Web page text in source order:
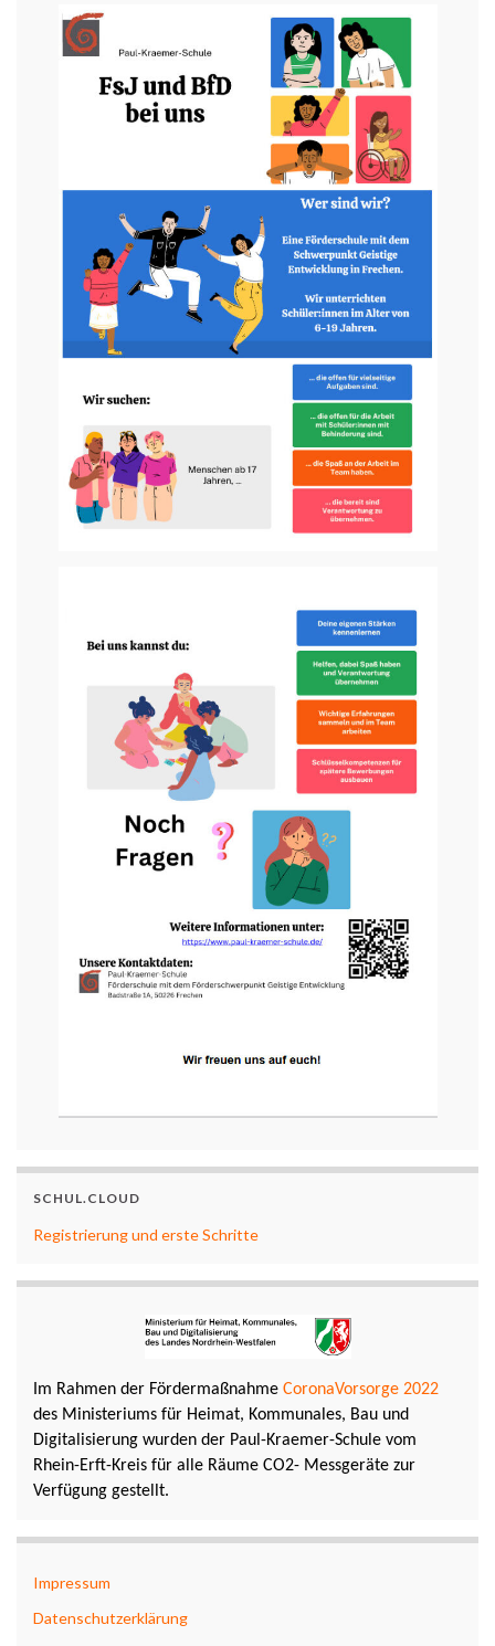
SCHUL.CLOUD
Registrierung und erste Schritte
Im Rahmen der Fördermaßnahme CoronaVorsorge 2022
des Ministeriums für Heimat, Kommunales, Bau und
Digitalisierung wurden der Paul-Kraemer-Schule vom
Rhein-Erft-Kreis für alle Räume CO2- Messgeräte zur
Verfügung gestellt.
Impressum
Datenschutzerklärung